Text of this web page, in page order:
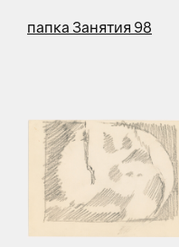
папка Занятия 98